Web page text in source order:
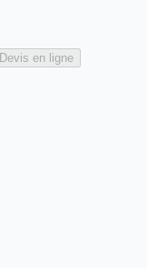
Devis en ligne